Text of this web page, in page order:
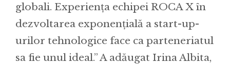
globali. Experiența echipei ROCA X în
dezvoltarea exponențială a start-up-
urilor tehnologice face ca parteneriatul
sa fie unul ideal.” A adăugat Irina Albita,